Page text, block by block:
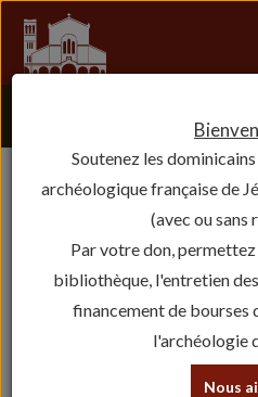
Soutenez les
archéologique française de
(avec ou sans
Par votre don,
bibliothèque, l'entretien
financement de bourses
l'archéologie
Nous